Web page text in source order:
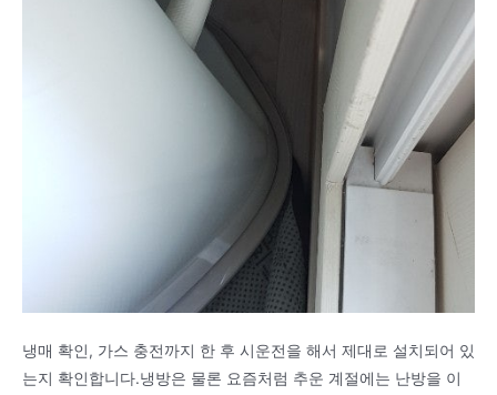
냉매 확인, 가스 충전까지 한 후 시운전을 해서 제대로 설치되어 있
는지 확인합니다.냉방은 물론 요즘처럼 추운 계절에는 난방을 이